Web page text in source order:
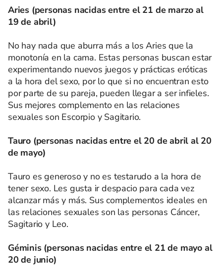
Aries (personas nacidas entre el 21 de marzo al
19 de abril)
No hay nada que aburra más a los Aries que la
monotonía en la cama. Estas personas buscan estar
experimentando nuevos juegos y prácticas eróticas
a la hora del sexo, por lo que si no encuentran esto
por parte de su pareja, pueden llegar a ser infieles.
Sus mejores complemento en las relaciones
sexuales son Escorpio y Sagitario.
Tauro (personas nacidas entre el 20 de abril al 20
de mayo)
Tauro es generoso y no es testarudo a la hora de
tener sexo. Les gusta ir despacio para cada vez
alcanzar más y más. Sus complementos ideales en
las relaciones sexuales son las personas Cáncer,
Sagitario y Leo.
Géminis (personas nacidas entre el 21 de mayo al
20 de junio)